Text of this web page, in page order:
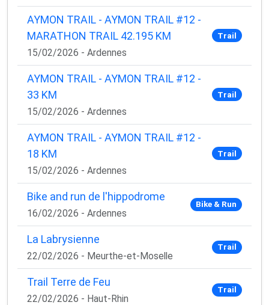
AYMON TRAIL - AYMON TRAIL #12 -
MARATHON TRAIL 42.195 KM
15/02/2026 - Ardennes
Trail
AYMON TRAIL - AYMON TRAIL #12 -
33 KM
15/02/2026 - Ardennes
Trail
AYMON TRAIL - AYMON TRAIL #12 -
18 KM
15/02/2026 - Ardennes
Trail
Bike and run de l'hippodrome
16/02/2026 - Ardennes
Bike & Run
La Labrysienne
22/02/2026 - Meurthe-et-Moselle
Trail
Trail Terre de Feu
22/02/2026 - Haut-Rhin
Trail